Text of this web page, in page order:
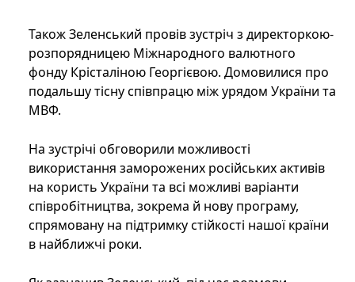
Також Зеленський провів зустріч з директоркою-
розпорядницею Міжнародного валютного
фонду Крісталіною Георгієвою. Домовилися про
подальшу тісну співпрацю між урядом України та
МВФ.
На зустрічі обговорили можливості
використання заморожених російських активів
на користь України та всі можливі варіанти
співробітництва, зокрема й нову програму,
спрямовану на підтримку стійкості нашої країни
в найближчі роки.